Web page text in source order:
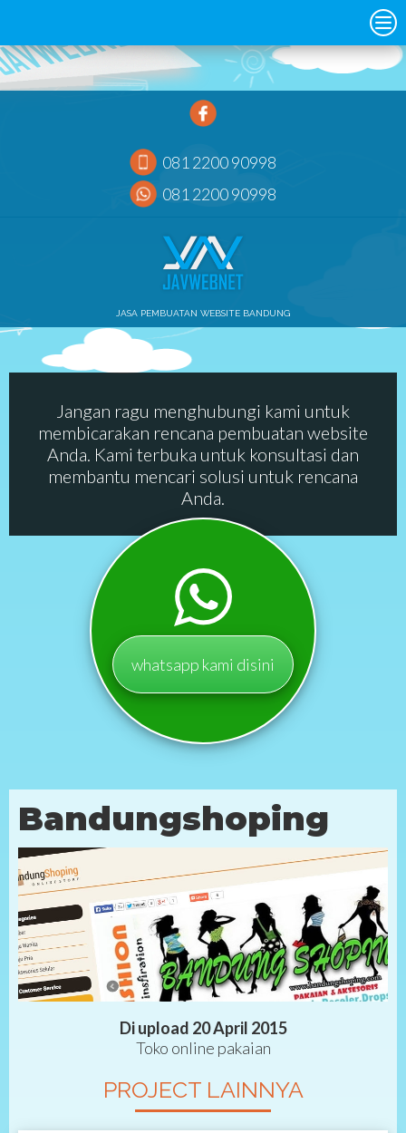
081 2200 90998
081 2200 90998
JASA PEMBUATAN WEBSITE BANDUNG
Jangan ragu menghubungi kami untuk
membicarakan rencana pembuatan website
Anda. Kami terbuka untuk konsultasi dan
membantu mencari solusi untuk rencana
Anda.
whatsapp kami disini
Bandungshoping
Di upload 20 April 2015
Toko online pakaian
PROJECT LAINNYA